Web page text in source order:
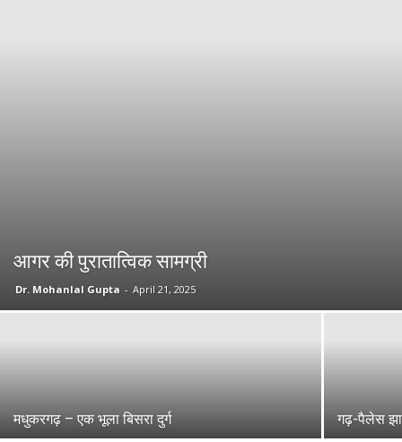
आगर की पुरातात्विक सामग्री
Dr. Mohanlal Gupta - April 21, 2025
मधुकरगढ़ – एक भूला बिसरा दुर्ग गढ़-पैलेस